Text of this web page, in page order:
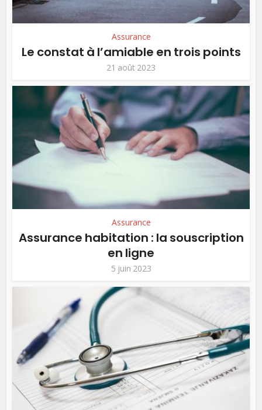
Assurance
Le constat à l’amiable en trois points
21 août 2023
Assurance
Assurance habitation : la souscription
en ligne
5 juin 2023